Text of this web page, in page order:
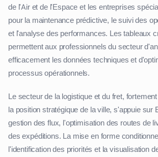
de l'Air et de l'Espace et les entreprises
pour la maintenance prédictive, le suivi des
et l'analyse des performances. Les tableaux
permettent aux professionnels du secteur
efficacement les données techniques et
processus opérationnels.
Le secteur de la logistique et du fret,
la position stratégique de la ville, s'appuie sur
gestion des flux, l'optimisation des routes de
des expéditions. La mise en forme
l'identification des priorités et la visualisation